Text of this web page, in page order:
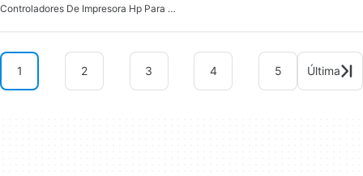
Controladores De Impresora Hp Para Windows
1 2 3 4 5 Última